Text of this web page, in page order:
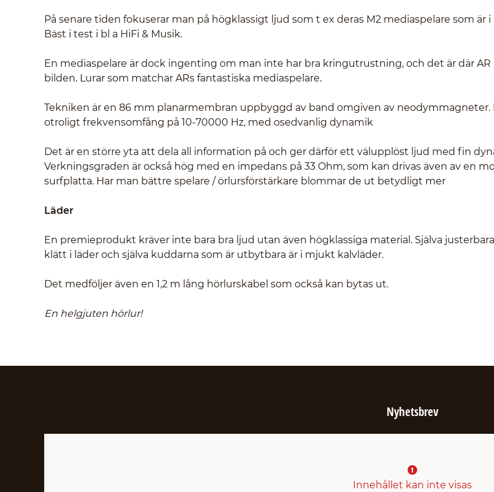
På senare tiden fokuserar man på högklassigt ljud som t ex deras M2 mediaspelare som är i
Bäst i test i bl a HiFi & Musik.
En mediaspelare är dock ingenting om man inte har bra kringutrustning, och det är där AR
bilden. Lurar som matchar ARs fantastiska mediaspelare.
Tekniken är en 86 mm planarmembran uppbyggd av band omgiven av neodymmagneter.
otroligt frekvensomfång på 10-70000 Hz, med osedvanlig dynamik
Det är en större yta att dela all information på och ger därför ett välupplöst ljud med fin
Verkningsgraden är också hög med en impedans på 33 Ohm, som kan drivas även av en
surfplatta. Har man bättre spelare / örlursförstärkare blommar de ut betydligt mer
Läder
En premieprodukt kräver inte bara bra ljud utan även högklassiga material. Själva
klätt i läder och själva kuddarna som är utbytbara är i mjukt kalvläder.
Det medföljer även en 1,2 m lång hörlurskabel som också kan bytas ut.
En helgjuten hörlur!
Nyhetsbrev
Innehållet kan inte visas